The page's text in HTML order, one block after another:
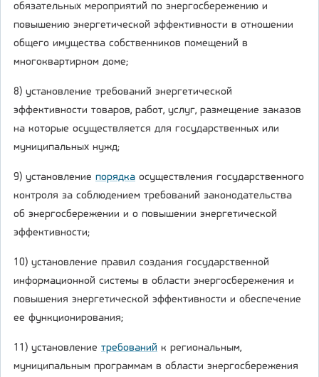
обязательных мероприятий по энергосбережению и
повышению энергетической эффективности в отношении
общего имущества собственников помещений в
многоквартирном доме;
8) установление требований энергетической
эффективности товаров, работ, услуг, размещение заказов
на которые осуществляется для государственных или
муниципальных нужд;
9) установление порядка осуществления государственного
контроля за соблюдением требований законодательства
об энергосбережении и о повышении энергетической
эффективности;
10) установление правил создания государственной
информационной системы в области энергосбережения и
повышения энергетической эффективности и обеспечение
ее функционирования;
11) установление требований к региональным,
муниципальным программам в области энергосбережения